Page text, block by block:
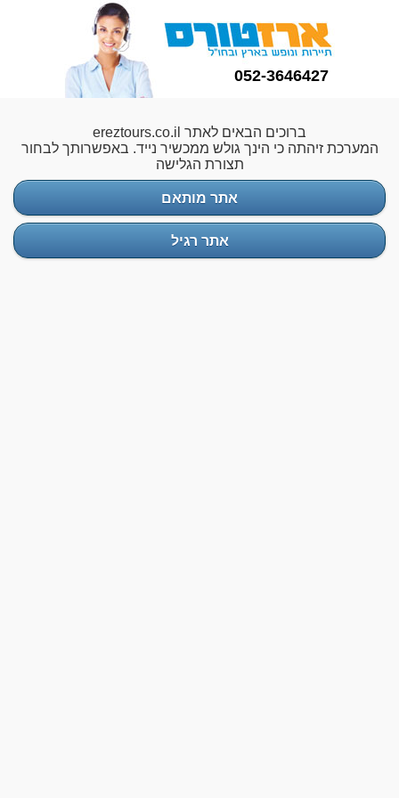
052-3646427
ברוכים הבאים לאתר ereztours.co.il
המערכת זיהתה כי הינך גולש ממכשיר נייד. באפשרותך לבחור
תצורת הגלישה
אתר מותאם
אתר רגיל